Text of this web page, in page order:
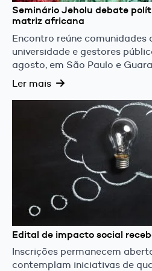
Seminário Jeholu debate
matriz africana
Encontro reúne comunidades
universidade e gestores
agosto, em São Paulo e
Ler mais
Edital de impacto social
Inscrições permanecem
contemplam iniciativas de